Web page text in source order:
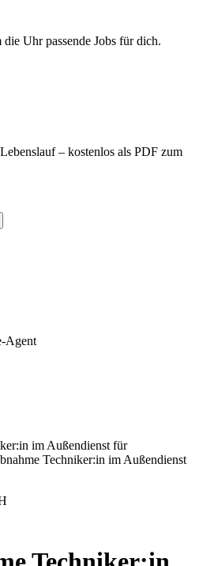
Uhr passende Jobs für dich.
– kostenlos als PDF zum
Agent
im Außendienst für
Techniker:in im Außendienst